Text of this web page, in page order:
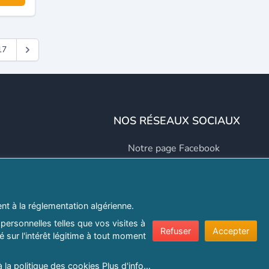
NOS RÉSEAUX SOCIAUX
Notre page Facebook
Notre page Twitter
à la réglementation algérienne.
telles que vos visites à
sur l'intérêt légitime à tout moment
la politique des cookies Plus d'info...
Refuser Accepter